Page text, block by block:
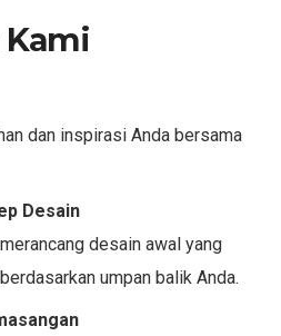
Kami
dan inspirasi Anda bersama
Desain
desain awal yang
umpan balik Anda.